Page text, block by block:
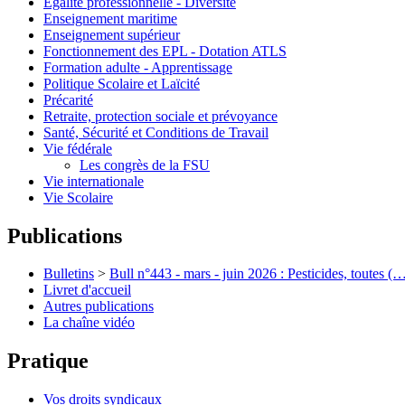
Enseignement maritime
Enseignement supérieur
Fonctionnement des EPL - Dotation ATLS
Formation adulte - Apprentissage
Politique Scolaire et Laïcité
Précarité
Retraite, protection sociale et prévoyance
Santé, Sécurité et Conditions de Travail
Vie fédérale
Les congrès de la FSU
Vie internationale
Vie Scolaire
Publications
Bulletins > Bull n°443 - mars - juin 2026 : Pesticides, toutes
Livret d'accueil
Autres publications
La chaîne vidéo
Pratique
Vos droits syndicaux